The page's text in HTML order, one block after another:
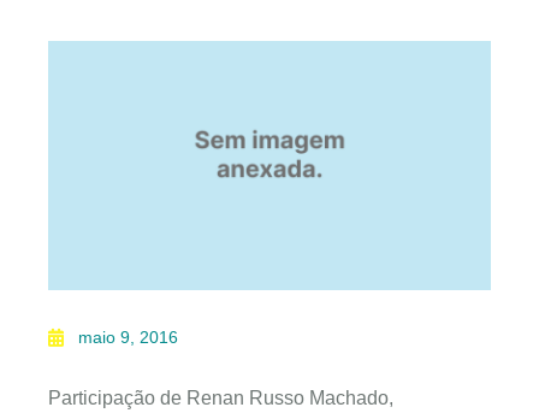
maio 9, 2016
Participação de Renan Russo Machado,